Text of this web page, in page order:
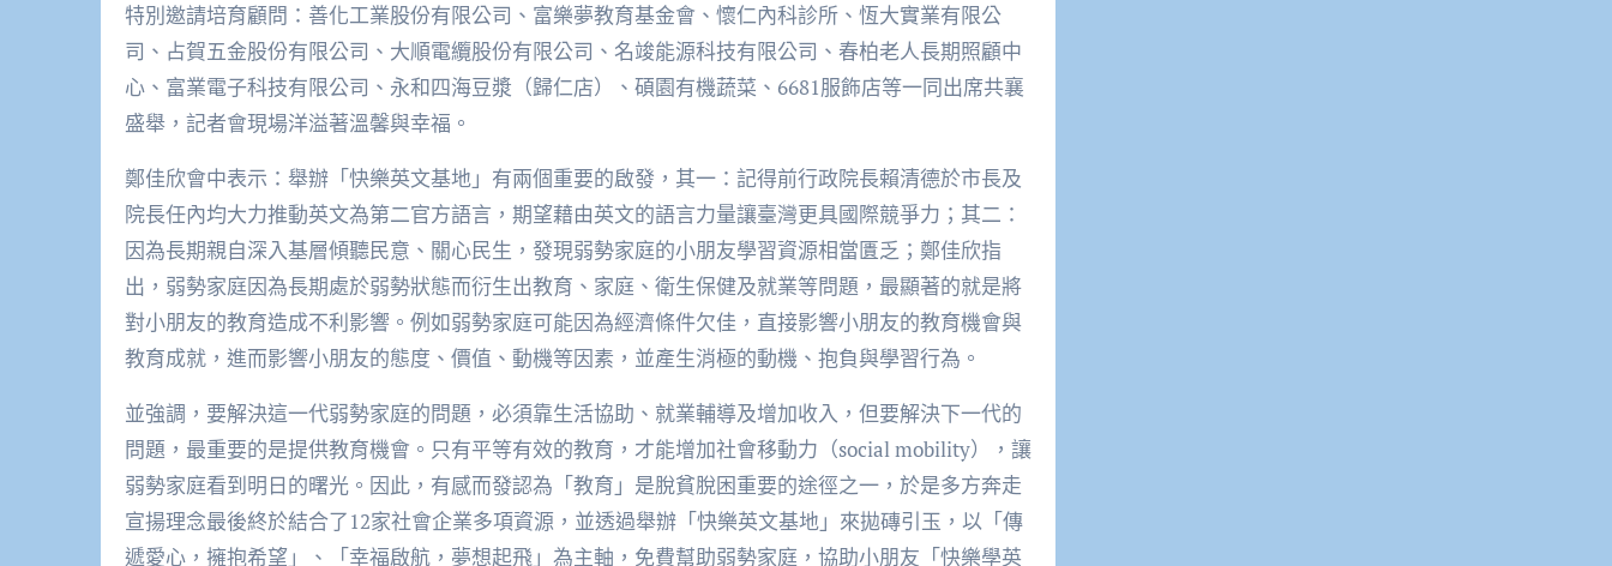
特別邀請培育顧問：善化工業股份有限公司、富樂夢教育基金會、懷仁內科診所、恆大實業有限公
司、占賀五金股份有限公司、大順電纜股份有限公司、名竣能源科技有限公司、春柏老人長期照顧中
心、富業電子科技有限公司、永和四海豆漿（歸仁店）、碩園有機蔬菜、6681服飾店等一同出席共襄
盛舉，記者會現場洋溢著溫馨與幸福。
鄭佳欣會中表示：舉辦「快樂英文基地」有兩個重要的啟發，其一：記得前行政院長賴清德於市長及
院長任內均大力推動英文為第二官方語言，期望藉由英文的語言力量讓臺灣更具國際競爭力；其二：
因為長期親自深入基層傾聽民意、關心民生，發現弱勢家庭的小朋友學習資源相當匱乏；鄭佳欣指
出，弱勢家庭因為長期處於弱勢狀態而衍生出教育、家庭、衛生保健及就業等問題，最顯著的就是將
對小朋友的教育造成不利影響。例如弱勢家庭可能因為經濟條件欠佳，直接影響小朋友的教育機會與
教育成就，進而影響小朋友的態度、價值、動機等因素，並產生消極的動機、抱負與學習行為。
並強調，要解決這一代弱勢家庭的問題，必須靠生活協助、就業輔導及增加收入，但要解決下一代的
問題，最重要的是提供教育機會。只有平等有效的教育，才能增加社會移動力（social mobility），讓
弱勢家庭看到明日的曙光。因此，有感而發認為「教育」是脫貧脫困重要的途徑之一，於是多方奔走
宣揚理念最後終於結合了12家社會企業多項資源，並透過舉辦「快樂英文基地」來拋磚引玉，以「傳
遞愛心，擁抱希望」、「幸福啟航，夢想起飛」為主軸，免費幫助弱勢家庭，協助小朋友「快樂學英